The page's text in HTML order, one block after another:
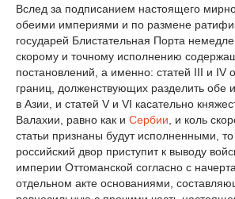
Вслед за подписанием настоящего
обеими империями и по размене
государей Блистательная Порта
скорому и точному исполнению
постановлений, а именно: статей III и IV
границ, долженствующих разделить обе
в Азии, и статей V и VI касательно
Валахии, равно как и Сербии , и коль
статьи признаны будут исполненными,
российский двор приступит к выводу
империи Оттоманской согласно с
отдельном акте основаниями,